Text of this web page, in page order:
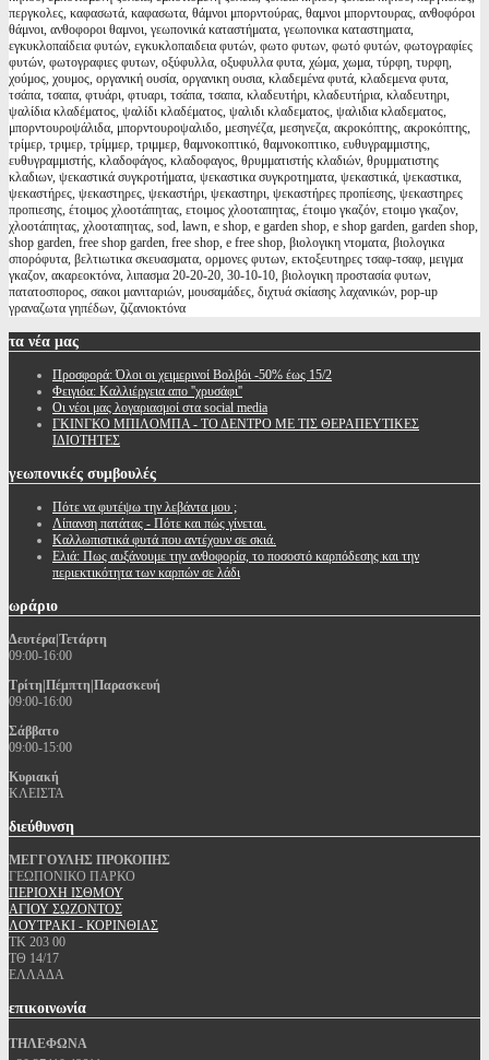
περγκολες, καφασωτά, καφασωτα, θάμνοι μπορντούρας, θαμνοι μπορντουρας, ανθοφόροι
θάμνοι, ανθοφοροι θαμνοι, γεωπονικά καταστήματα, γεωπονικα καταστηματα,
εγκυκλοπαίδεια φυτών, εγκυκλοπαιδεια φυτών, φωτο φυτων, φωτό φυτών, φωτογραφίες
φυτών, φωτογραφιες φυτων, οξύφυλλα, οξυφυλλα φυτα, χώμα, χωμα, τύρφη, τυρφη,
χούμος, χουμος, οργανική ουσία, οργανικη ουσια, κλαδεμένα φυτά, κλαδεμενα φυτα,
τσάπα, τσαπα, φτυάρι, φτυαρι, τσάπα, τσαπα, κλαδευτήρι, κλαδευτήρια, κλαδευτηρι,
ψαλίδια κλαδέματος, ψαλίδι κλαδέματος, ψαλιδι κλαδεματος, ψαλιδια κλαδεματος,
μπορντουροψάλιδα, μπορντουροψαλιδο, μεσηνέζα, μεσηνεζα, ακροκόπτης, ακροκόπτης,
τρίμερ, τριμερ, τρίμμερ, τριμμερ, θαμνοκοπτικό, θαμνοκοπτικο, ευθυγραμμιστης,
ευθυγραμμιστής, κλαδοφάγος, κλαδοφαγος, θρυμματιστής κλαδιών, θρυμματιστης
κλαδιων, ψεκαστικά συγκροτήματα, ψεκαστικα συγκροτηματα, ψεκαστικά, ψεκαστικα,
ψεκαστήρες, ψεκαστηρες, ψεκαστήρι, ψεκαστηρι, ψεκαστήρες προπίεσης, ψεκαστηρες
προπιεσης, έτοιμος χλοοτάπητας, ετοιμος χλοοταπητας, έτοιμο γκαζόν, ετοιμο γκαζον,
χλοοτάπητας, χλοοταπητας, sod, lawn, e shop, e garden shop, e shop garden, garden shop,
shop garden, free shop garden, free shop, e free shop, βιολογικη ντοματα, βιολογικα
σπορόφυτα, βελτιωτικα σκευασματα, ορμονες φυτων, εκτοξευτηρες τσαφ-τσαφ, μειγμα
γκαζον, ακαρεοκτόνα, λιπασμα 20-20-20, 30-10-10, βιολογικη προστασία φυτων,
πατατοσπορος, σακοι μανιταριών, μουσαμάδες, διχτυά σκίασης λαχανικών, pop-up
γραναζωτα γηπέδων, ζιζανιοκτόνα
τα νέα μας
Προσφορά: Όλοι οι χειμερινοί Βολβόι -50% έως 15/2
Φειγιόα: Καλλιέργεια απο ''χρυσάφι''
Oι νέοι μας λογαριασμοί στα social media
ΓΚΙΝΓΚΟ ΜΠΙΛΟΜΠΑ - ΤΟ ΔΕΝΤΡΟ ΜΕ ΤΙΣ ΘΕΡΑΠΕΥΤΙΚΕΣ
ΙΔΙΟΤΗΤΕΣ
γεωπονικές συμβουλές
Πότε να φυτέψω την λεβάντα μου ;
Λίπανση πατάτας - Πότε και πώς γίνεται.
Καλλωπιστικά φυτά που αντέχουν σε σκιά.
Ελιά: Πως αυξάνουμε την ανθοφορία, το ποσοστό καρπόδεσης και την
περιεκτικότητα των καρπών σε λάδι
ωράριο
Δευτέρα|Τετάρτη
09:00-16:00
Τρίτη|Πέμπτη|Παρασκευή
09:00-16:00
Σάββατο
09:00-15:00
Κυριακή
ΚΛΕΙΣΤΑ
διεύθυνση
ΜΕΓΓΟΥΛΗΣ ΠΡΟΚΟΠΗΣ
ΓΕΩΠΟΝΙΚΟ ΠΑΡΚΟ
ΠΕΡΙΟΧΗ ΙΣΘΜΟΥ
ΑΓΙΟΥ ΣΩΖΟΝΤΟΣ
ΛΟΥΤΡΑΚΙ - ΚΟΡΙΝΘΙΑΣ
ΤΚ 203 00
ΤΘ 14/17
ΕΛΛΑΔΑ
επικοινωνία
ΤΗΛΕΦΩΝΑ